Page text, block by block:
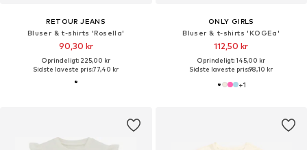
RETOUR JEANS
Bluser & t-shirts 'Rosella'
90,30 kr
Oprindeligt: 225,00 kr
Sidste laveste pris:77,40 kr
ONLY GIRLS
Bluser & t-shirts 'KOGEa'
112,50 kr
Oprindeligt: 145,00 kr
Sidste laveste pris:98,10 kr
+1